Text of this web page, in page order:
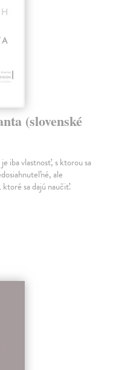
(slovenské
iba vlastnosť, s ktorou sa
ale
ktoré sa dajú naučiť.